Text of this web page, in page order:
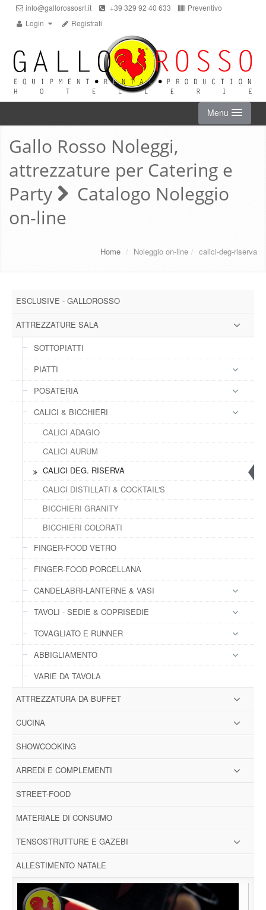
info@gallorossosrl.it +39 329 92 40 633
Preventivo
Login
Registrati
Menu
HOME
NOLEGGIO ON-LINE
CHI SIAMO
CONTATTI
FAQs
LOGIN
REGISTRATI
Gallo Rosso Noleggi,
attrezzature per Catering e
Party
Catalogo Noleggio
on-line
Home / Noleggio on-line / calici-deg-riserva
ESCLUSIVE - GALLOROSSO
ATTREZZATURE SALA
SOTTOPIATTI
PIATTI
POSATERIA
CALICI & BICCHIERI
CALICI ADAGIO
CALICI AURUM
CALICI DEG. RISERVA
CALICI DISTILLATI & COCKTAIL'S
BICCHIERI GRANITY
BICCHIERI COLORATI
FINGER-FOOD VETRO
FINGER-FOOD PORCELLANA
CANDELABRI-LANTERNE & VASI
TAVOLI - SEDIE & COPRISEDIE
TOVAGLIATO E RUNNER
ABBIGLIAMENTO
VARIE DA TAVOLA
ATTREZZATURA DA BUFFET
CUCINA
SHOWCOOKING
ARREDI E COMPLEMENTI
STREET-FOOD
MATERIALE DI CONSUMO
TENSOSTRUTTURE E GAZEBI
ALLESTIMENTO NATALE